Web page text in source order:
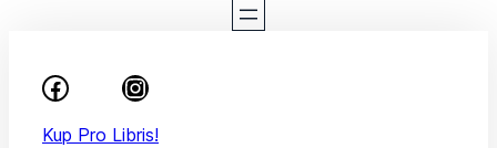
Kup Pro Libris!